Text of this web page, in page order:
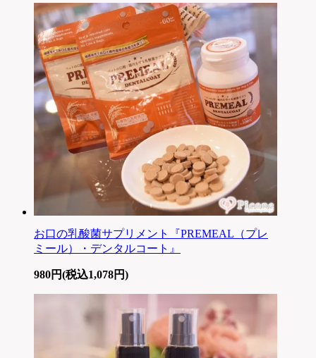
お口の乳酸菌サプリメント『PREMEAL（プレ
ミール）・デンタルコート』
980円(税込1,078円)